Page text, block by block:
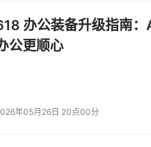
办公装备升级指南
公更顺心
年05月26日 20点00分